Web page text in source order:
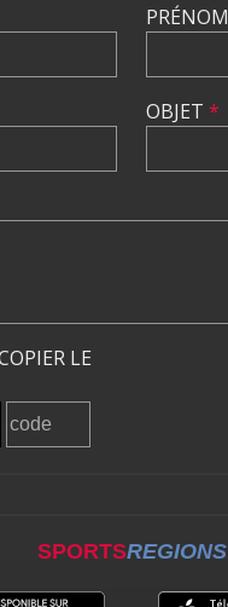
PRÉNOM
OBJET *
LE
SPORTSREGIONS